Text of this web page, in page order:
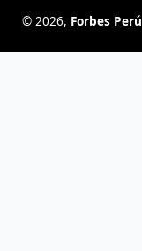
© 2026, Forbes Perú